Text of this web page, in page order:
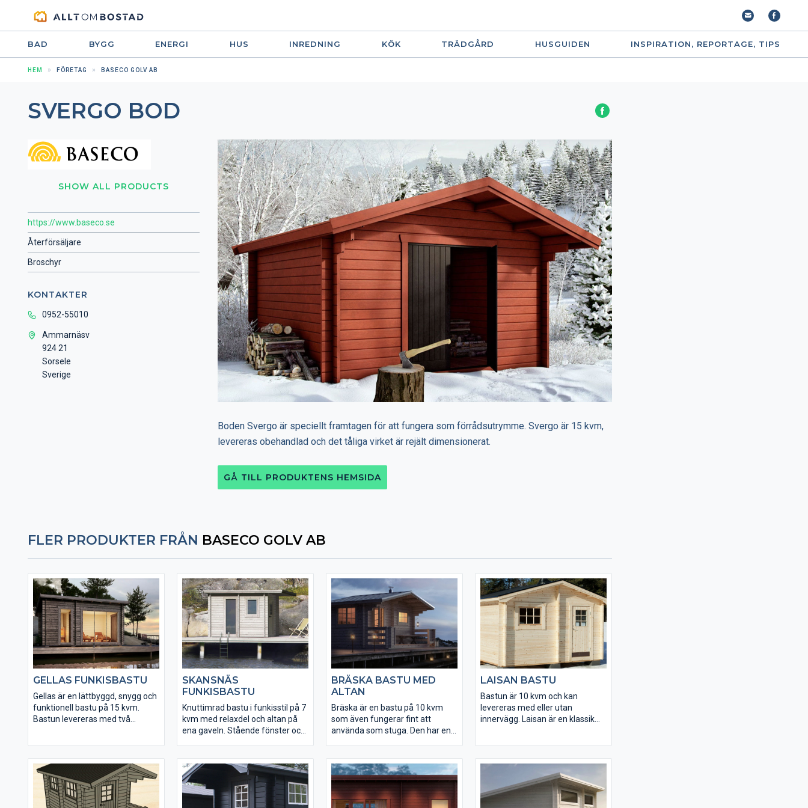
BAD BYGG ENERGI HUS INREDNING KÖK TRÄDGÅRD HUSGUIDEN INSPIRATION, REPORTAGE, TIPS
HEM FÖRETAG BASECO GOLV AB
SVERGO BOD
SHOW ALL PRODUCTS
https://www.baseco.se
Återförsäljare
Broschyr
KONTAKTER
0952-55010
Ammarnäsv
924 21
Sorsele
Sverige
Boden Svergo är speciellt framtagen för att fungera som förrådsutrymme. Svergo är 15 kvm,
levereras obehandlad och det tåliga virket är rejält dimensionerat.
GÅ TILL PRODUKTENS HEMSIDA
FLER PRODUKTER FRÅN BASECO GOLV AB
GELLAS FUNKISBASTU
Gellas är en lättbyggd, snygg och
funktionell bastu på 15 kvm.
Bastun levereras med två
från Harvia finns som tillval.
SKANSNÄS
FUNKISBASTU
Knuttimrad bastu i funkisstil på 7
kvm med relaxdel och altan på
ena gaveln. Stående fönster och
levereras med färdigmonterade
bastulavar och bänkar till relaxen.
Kaminpaket från Harvia finns
som tillval.
BRÄSKA BASTU MED
ALTAN
Bräska är en bastu på 10 kvm
som även fungerar fint att
använda som stuga. Den har en
så att en liggplats kan anordnas i
bastun. Mellan bastu- och
relaxdelen sitter en glasdörr.
Kaminpaket från Harvia finns
LAISAN BASTU
Bastun är 10 kvm och kan
levereras med eller utan
innervägg. Laisan är en klassik
Harvia finns som tillval.